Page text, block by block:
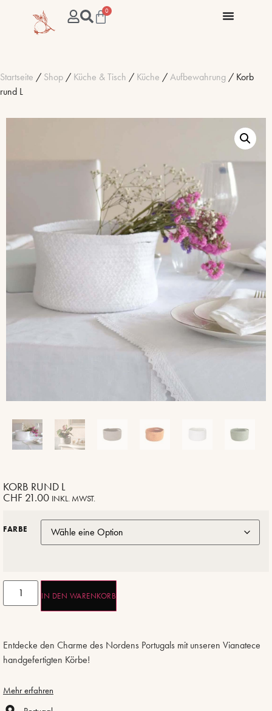
0
Startseite / Shop / Küche & Tisch / Küche /Aufbewahrung / Korb
rund L
KORB RUND L
CHF 21.00 INKL. MWST.
FARBE
IN DEN WARENKORB
Entdecke den Charme des Nordens Portugals mit unseren Vianatece
handgefertigten Körbe!
Mehr erfahren